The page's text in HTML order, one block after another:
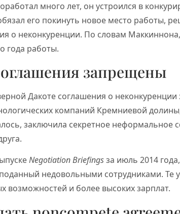
много лет, он устроился в
его покинуть новое место работы,
о неконкуренции. По словам
года работы.
запрещены
Дакоте соглашения о
компаний Кремниевой
заключила секретное неформальное
Negotiation Briefingsза июль 2014
недовольными сотрудниками. Те
возможностей и более высоких зарплат.